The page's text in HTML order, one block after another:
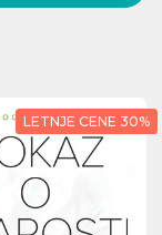
LETNJE CENE 30%